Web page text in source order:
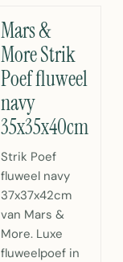
Mars &
More Strik
Poef fluweel
navy
35x35x40cm
Strik Poef
fluweel navy
37x37x42cm
van Mars &
More. Luxe
fluweelpoef in